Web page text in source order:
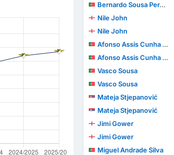
Bernardo Sousa Pereira Brites Martins
Nile John
Nile John
Afonso Assis Cunha Almeida
Afonso Assis Cunha Almeida
Vasco Sousa
Vasco Sousa
Mateja Stjepanović
Mateja Stjepanović
Jimi Gower
Jimi Gower
Miguel Andrade Silva